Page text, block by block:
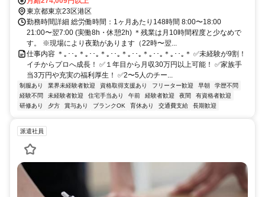
東京都東京23区港区
勤務時間詳細 総労働時間：1ヶ月あたり148時間 8:00〜18:00
21:00〜翌7:00 (実働8h・休憩2h) ＊残業は月10時間程度と少なめで
す。 ※現場により夜勤があります（22時〜翌...
仕事内容 ＊｡･･｡＊｡･･｡＊｡･･｡＊｡･･｡＊｡･･｡＊｡･･｡＊ ✅未経験が9割！
イチからプロへ成長！ ✅１年目から月収30万円以上可能！ ✅家族手
当3万円や充実の福利厚生！ ✅2〜5人のチー...
制服あり 業界未経験者歓迎 資格取得支援あり フリーター歓迎 早朝
学歴不問
経験不問
未経験者歓迎 住宅手当あり 午前 経験者歓迎 夜間
有資格者歓迎
研修あり
夕方 賞与あり ブランクOK 育休あり 交通費支給 長期歓迎
派遣社員